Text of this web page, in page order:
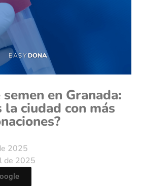
en Granada:
la ciudad con más
2025
de 2025